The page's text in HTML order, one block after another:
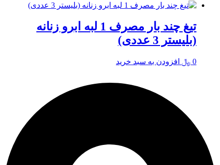
تيغ چند بار مصرف 1 لبه ابرو زنانه
(بلیستر 3 عددی)
0 ﷼ افزودن به سبد خرید